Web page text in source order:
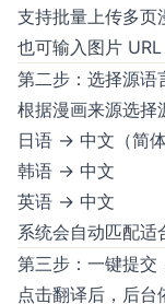
支持批量上传多页
也可输入图片
第二步：选择源语
根据漫画来源选择
日语 → 中文（简体
韩语 → 中文
英语 → 中文
系统会自动匹配适
第三步：一键提交
点击翻译后，后